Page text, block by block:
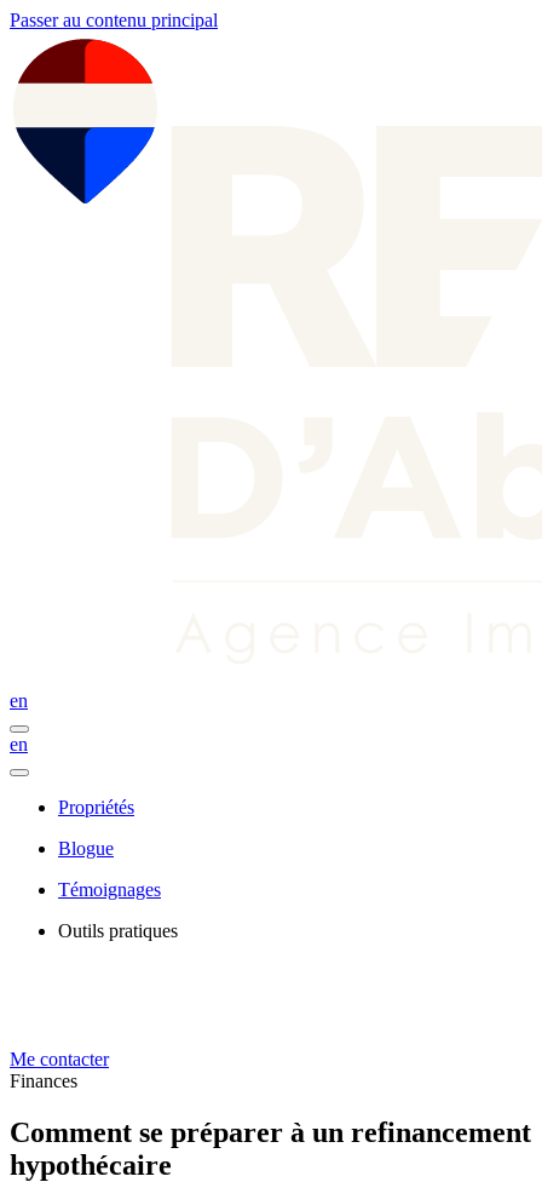
Passer au contenu principal
en
en
Propriétés
Blogue
Témoignages
Outils pratiques
Me contacter
Finances
Comment se préparer à un refinancement
hypothécaire